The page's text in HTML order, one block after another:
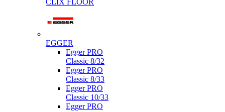
CLIX FLOOR
EGGER
Egger PRO
Classic 8/32
Egger PRO
Classic 8/33
Egger PRO
Classic 10/33
Egger PRO